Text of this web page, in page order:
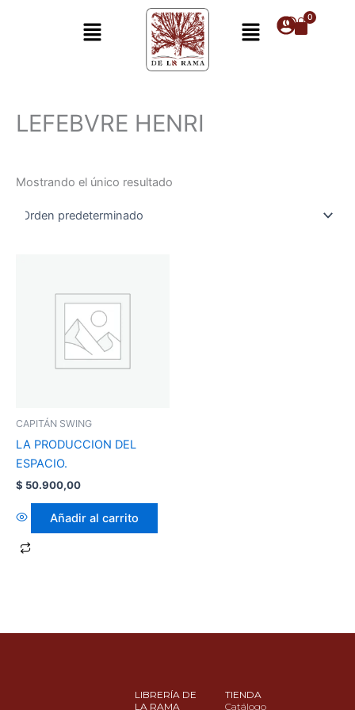
Menú Menú
LEFEBVRE HENRI
Mostrando el único resultado
CAPITÁN SWING
LA PRODUCCION DEL
ESPACIO.
$ 50.900,00
Añadir al carrito
LIBRERÍA DE
LA RAMA
TIENDA
Catálogo